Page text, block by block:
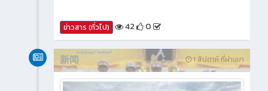
ข่าวสาร (ทั่วไป) 42 0
1 สัปดาห์ ที่ผ่านมา
新闻